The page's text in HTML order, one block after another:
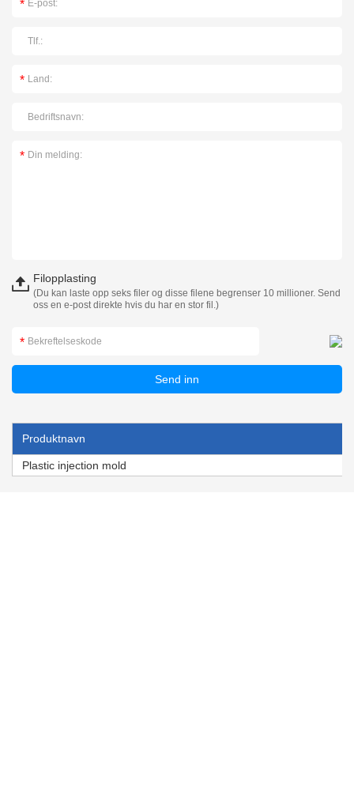
Filopplasting
(Du kan laste opp seks filer og disse filene begrenser 10 millioner. Send
oss en e-post direkte hvis du har en stor fil.)
Produktnavn
Plastic injection mold